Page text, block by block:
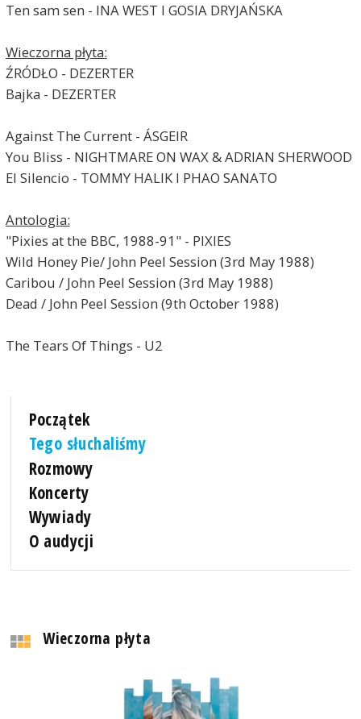
Ten sam sen - INA WEST I GOSIA DRYJAŃSKA
Wieczorna płyta:
ŹRÓDŁO - DEZERTER
Bajka - DEZERTER
Against The Current - ÁSGEIR
You Bliss - NIGHTMARE ON WAX & ADRIAN SHERWOOD
El Silencio - TOMMY HALIK I PHAO SANATO
Antologia:
"Pixies at the BBC, 1988-91" - PIXIES
Wild Honey Pie/ John Peel Session (3rd May 1988)
Caribou / John Peel Session (3rd May 1988)
Dead / John Peel Session (9th October 1988)
The Tears Of Things - U2
Początek
Tego słuchaliśmy
Rozmowy
Koncerty
Wywiady
O audycji
Wieczorna płyta